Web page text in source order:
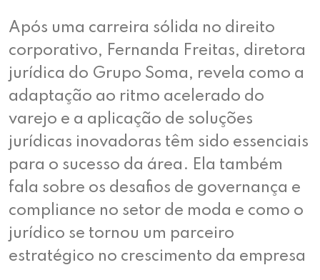
Após uma carreira sólida no direito
corporativo, Fernanda Freitas, diretora
jurídica do Grupo Soma, revela como a
adaptação ao ritmo acelerado do
varejo e a aplicação de soluções
jurídicas inovadoras têm sido essenciais
para o sucesso da área. Ela também
fala sobre os desafios de governança e
compliance no setor de moda e como o
jurídico se tornou um parceiro
estratégico no crescimento da empresa